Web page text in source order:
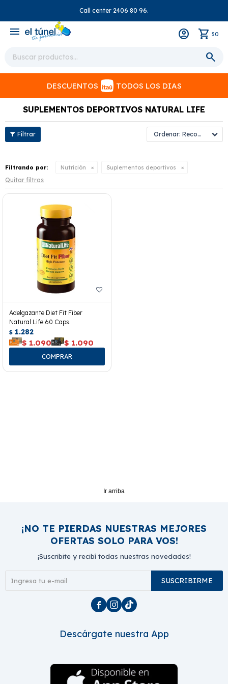
Call center 2406 80 96.
menu $0
DESCUENTOS TODOS LOS DIAS
SUPLEMENTOS DEPORTIVOS NATURAL LIFE
Recomendados
Filtrando por: Nutrición Suplementos deportivos
Quitar filtros
Adelgazante Diet Fit Fiber
Natural Life 60 Caps.
$ 1.282
$ 1.090 $ 1.090
Ir arriba
¡NO TE PIERDAS NUESTRAS MEJORES
OFERTAS SOLO PARA VOS!
¡Suscribite y recibí todas nuestras novedades!
SUSCRIBIRME
  
Descárgate nuestra App
close